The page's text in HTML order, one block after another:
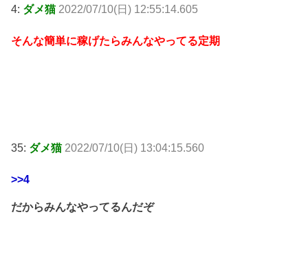
4: ダメ猫 2022/07/10(日) 12:55:14.605
そんな簡単に稼げたらみんなやってる定期
35: ダメ猫 2022/07/10(日) 13:04:15.560
>>4
だからみんなやってるんだぞ